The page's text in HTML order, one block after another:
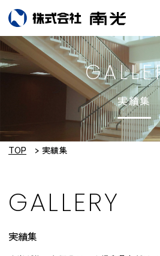
お知らせ
南光のモノづくり
工場紹介
採用情報
実績集
TOP 実績集
GALLERY
実績集